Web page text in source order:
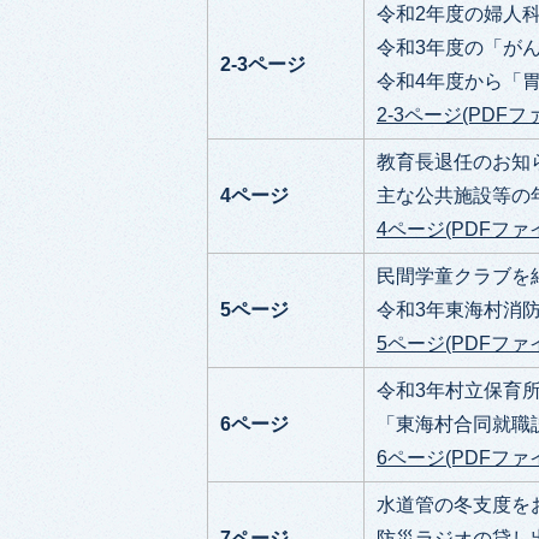
2-3ページ
令和2年度の婦人
令和3年度の「が
令和4年度から「
2-3ページ(PDFフ
4ページ
教育長退任のお知
主な公共施設等の
4ページ(PDFファ
5ページ
民間学童クラブを
令和3年東海村消
5ページ(PDFファ
6ページ
令和3年村立保育
「東海村合同就
6ページ(PDFファ
水道管の冬支度を